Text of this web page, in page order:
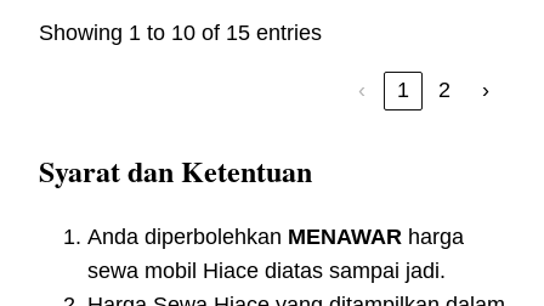
Showing 1 to 10 of 15 entries
‹ 1 2 ›
Syarat dan Ketentuan
Anda diperbolehkan MENAWAR harga
sewa mobil Hiace diatas sampai jadi.